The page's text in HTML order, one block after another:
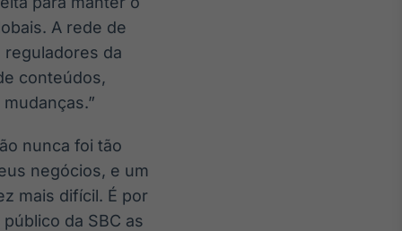
A rede de
reguladores da
conteúdos,
nunca foi tão
negócios, e um
mais difícil. É por
da SBC as